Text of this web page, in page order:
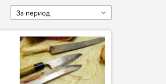
За период